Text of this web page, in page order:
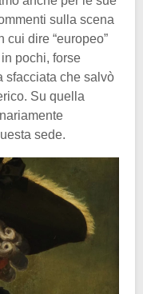
sulla scena
cui dire “europeo”
pochi, forse
sfacciata che salvò
Su quella
sede.